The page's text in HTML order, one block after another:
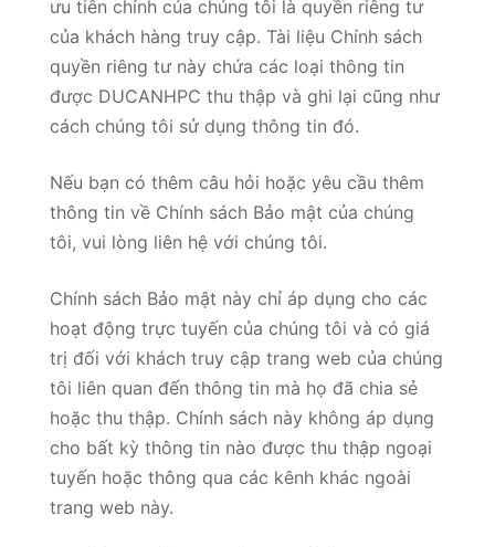
ưu tiên chính của chúng tôi là quyền riêng tư
của khách hàng truy cập. Tài liệu Chính sách
quyền riêng tư này chứa các loại thông tin
được DUCANHPC thu thập và ghi lại cũng như
cách chúng tôi sử dụng thông tin đó.
Nếu bạn có thêm câu hỏi hoặc yêu cầu thêm
thông tin về Chính sách Bảo mật của chúng
tôi, vui lòng liên hệ với chúng tôi.
Chính sách Bảo mật này chỉ áp dụng cho các
hoạt động trực tuyến của chúng tôi và có giá
trị đối với khách truy cập trang web của chúng
tôi liên quan đến thông tin mà họ đã chia sẻ
hoặc thu thập. Chính sách này không áp dụng
cho bất kỳ thông tin nào được thu thập ngoại
tuyến hoặc thông qua các kênh khác ngoài
trang web này.